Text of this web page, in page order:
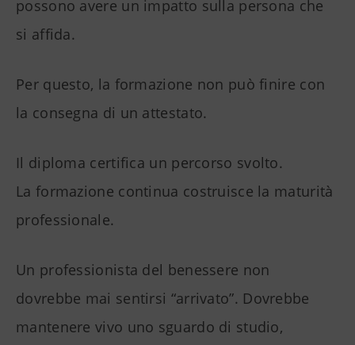
possono avere un impatto sulla persona che
si affida.
Per questo, la formazione non può finire con
la consegna di un attestato.
Il diploma certifica un percorso svolto.
La formazione continua costruisce la maturità
professionale.
Un professionista del benessere non
dovrebbe mai sentirsi “arrivato”. Dovrebbe
mantenere vivo uno sguardo di studio,